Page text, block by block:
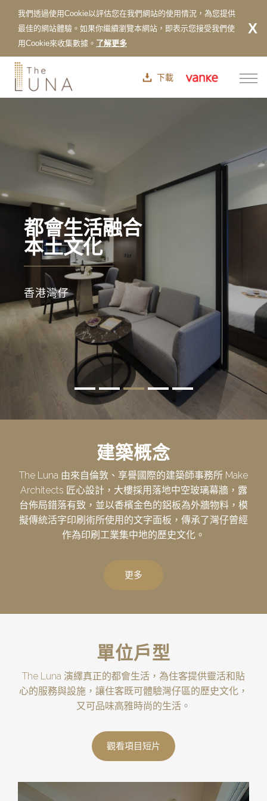
下載
都會生活融合
本土文化
香港灣仔
建築概念
The Luna 由來自倫敦、享譽國際的建築師事務所 Make
Architects 匠心設計，大樓採用落地中空玻璃幕牆，露
台佈局錯落有致，並以香檳金色的鋁板為外牆物料，模
擬傳統活字印刷術所使用的文字面板，傳承了灣仔曾經
作為印刷工業集中地的歷史文化。
更多
單位戶型
The Luna 演繹真正的都會生活，為住客提供靈活和貼
心的服務與設施，讓住客既可體驗灣仔區的歷史文化，
又可品味高雅時尚的生活。
觀看項目短片